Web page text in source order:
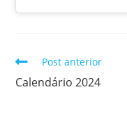
READ
ARTICLES
Post anterior
Calendário 2024